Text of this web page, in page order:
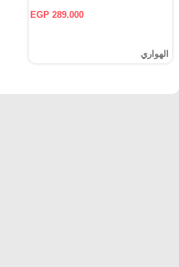
EGP 289.000
الهواري